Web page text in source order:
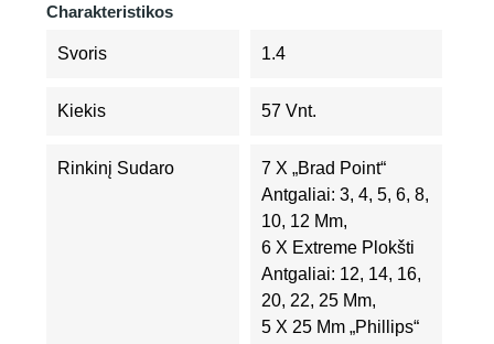
Charakteristikos
Svoris 1.4
Kiekis 57 Vnt.
Rinkinį Sudaro
7 X „Brad Point“
Antgaliai: 3, 4, 5, 6, 8,
10, 12 Mm,
6 X Extreme Plokšti
Antgaliai: 12, 14, 16,
20, 22, 25 Mm,
5 X 25 Mm „Phillips“